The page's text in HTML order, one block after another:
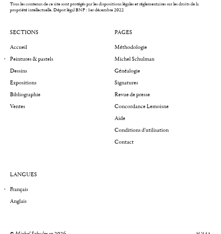
Tous les contenus de ce site sont protégés par les dispositions légales et réglementaires sur les droits de la
propriété intellectuelle.Dépot légal BNF : 1er décembre 2022
SECTIONS
Accueil
Peintures & pastels
Dessins
Expositions
Bibliographie
Ventes
PAGES
Méthodologie
Michel Schulman
Généalogie
Signatures
Revue de presse
Concordance Lemoisne
Aide
Conditions d'utilisation
Contact
LANGUES
Français
Anglais